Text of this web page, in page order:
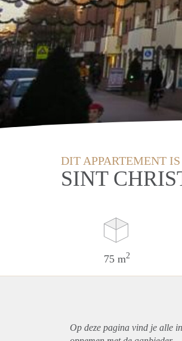
DIT APPARTEMENT
SINT
75 m2
Op deze pagina vind je alle